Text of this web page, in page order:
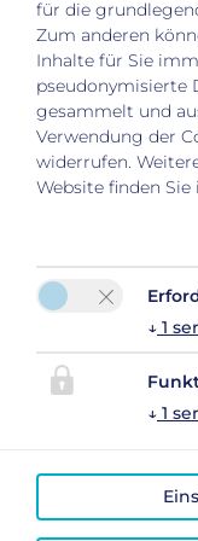
Tel. : +43 (0) 664
E-Mail:
Bitte aktivieren Sie
Option
Darstellung
für die
Zum anderen
Inhalte für Sie
pseudonymisierte
gesammelt und
Verwendung der
widerrufen.
Website finden Sie
↓ 1
↓ 1